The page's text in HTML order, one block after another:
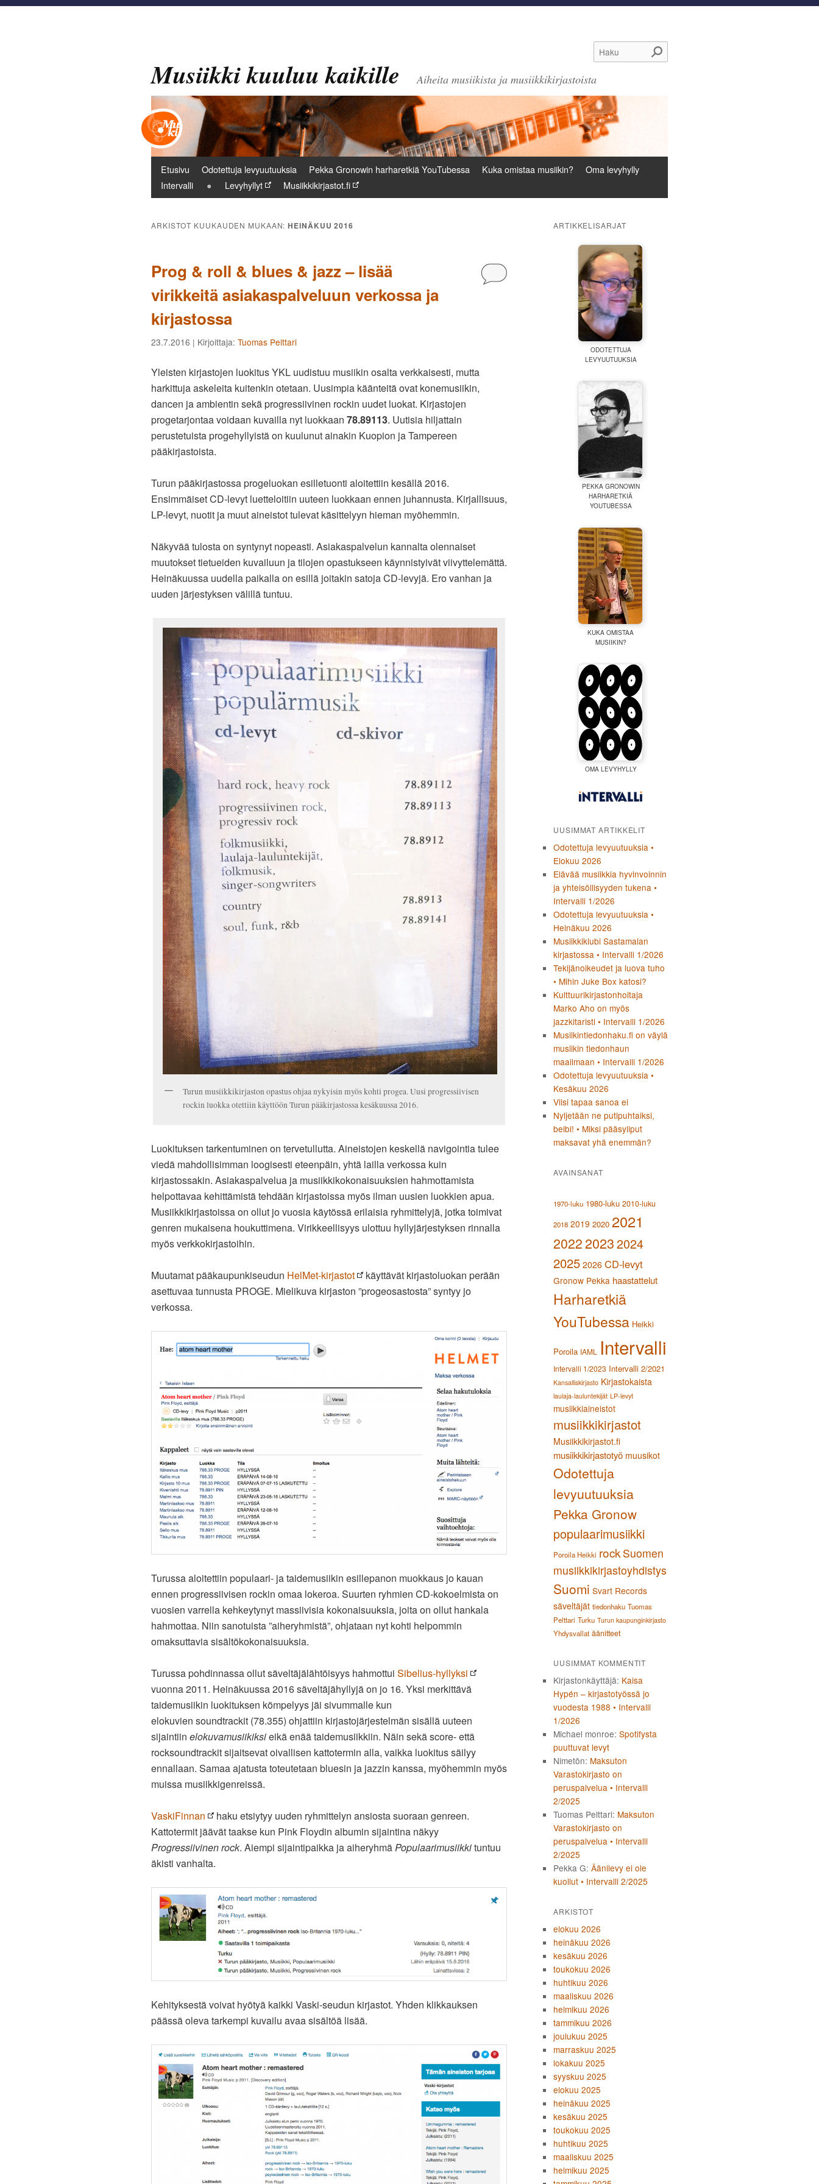
Haku
Musiikki kuuluu kaikille Aiheita musiikista ja musiikkikirjastoista
Päävalikko
Etusivu Odotettuja levyuutuuksia Pekka Gronowin harharetkiä YouTubessa Kuka omistaa musiikin?
Oma levyhylly
Intervalli
Levyhyllyt Musiikkikirjastot.fi
ARKISTOT KUUKAUDEN MUKAAN:HEINÄKUU 2016
Prog & roll & blues & jazz – lisää
virikkeitä asiakaspalveluun verkossa ja
kirjastossa
Kommentoi
23.7.2016 | Kirjoittaja: Tuomas Pelttari
Yleisten kirjastojen luokitus YKL uudistuu musiikin osalta verkkaisesti, mutta
harkittuja askeleita kuitenkin otetaan. Uusimpia käänteitä ovat konemusiikin,
dancen ja ambientin sekä progressiivinen rockin uudet luokat. Kirjastojen
progetarjontaa voidaan kuvailla nyt luokkaan 78.89113. Uutisia hiljattain
perustetuista progehyllyistä on kuulunut ainakin Kuopion ja Tampereen
pääkirjastoista.
Turun pääkirjastossa progeluokan esilletuonti aloitettiin kesällä 2016.
Ensimmäiset CD-levyt luetteloitiin uuteen luokkaan ennen juhannusta. Kirjallisuus,
LP-levyt, nuotit ja muut aineistot tulevat käsittelyyn hieman myöhemmin.
Näkyvää tulosta on syntynyt nopeasti. Asiakaspalvelun kannalta olennaiset
muutokset tietueiden kuvailuun ja tilojen opastukseen käynnistyivät viivyttelemättä.
Heinäkuussa uudella paikalla on esillä joitakin satoja CD-levyjä. Ero vanhan ja
uuden järjestyksen välillä tuntuu.
Turun musiikkikirjaston opastus ohjaa nykyisin myös kohti progea. Uusi progressiivisen
rockin luokka otettiin käyttöön Turun pääkirjastossa kesäkuussa 2016.
Luokituksen tarkentuminen on tervetullutta. Aineistojen keskellä navigointia tulee
viedä mahdollisimman loogisesti eteenpäin, yhtä lailla verkossa kuin
kirjastossakin. Asiakaspalvelua ja musiikkikokonaisuuksien hahmottamista
helpottavaa kehittämistä tehdään kirjastoissa myös ilman uusien luokkien apua.
Musiikkikirjastoissa on ollut jo vuosia käytössä erilaisia ryhmittelyjä, jotka toimivat
genren mukaisena houkuttimena. Virikkeellisyys ulottuu hyllyjärjestyksen rinnalla
myös verkkokirjastoihin.
Muutamat pääkaupunkiseudun HelMet-kirjastot
käyttävät kirjastoluokan perään
asettuvaa tunnusta PROGE. Mielikuva kirjaston ”progeosastosta” syntyy jo
verkossa.
Turussa aloitettiin populaari- ja taidemusiikin esillepanon muokkaus jo kauan
ennen progressiivisen rockin omaa lokeroa. Suurten ryhmien CD-kokoelmista on
vuosien varrella kehkeytynyt massiivisia kokonaisuuksia, joita on ollut hankala
hahmottaa. Niin sanotuista ”aiheryhmistä”, ohjataan nyt kohti helpommin
omaksuttavia sisältökokonaisuuksia.
Turussa pohdinnassa ollut säveltäjälähtöisyys hahmottui Sibelius-hyllyksi
vuonna 2011. Heinäkuussa 2016 säveltäjähyllyjä on jo 16. Yksi merkittävä
taidemusiikin luokituksen kömpelyys jäi sivummalle kun
elokuvien soundtrackit (78.355) ohjattiin kirjastojärjestelmän sisällä uuteen
sijaintiin elokuvamusiikiksieikä enää taidemusiikkiin. Näin sekä score- että
rocksoundtrackit sijaitsevat oivallisen kattotermin alla, vaikka luokitus säilyy
ennallaan. Samaa ajatusta toteutetaan bluesin ja jazzin kanssa, myöhemmin myös
muissa musiikkigenreissä.
VaskiFinnan
haku etsiytyy uuden ryhmittelyn ansiosta suoraan genreen.
Kattotermit jäävät taakse kun Pink Floydin albumin sijaintina näkyy
Progressiivinen rock. Aiempi sijaintipaikka ja aiheryhmäPopulaarimusiikkituntuu
äkisti vanhalta.
Kehityksestä voivat hyötyä kaikki Vaski-seudun kirjastot. Yhden klikkauksen
päässä oleva tarkempi kuvailu avaa sisältöä lisää.
ARTIKKELISARJAT
ODOTETTUJA
LEVYUUTUUKSIA
PEKKA GRONOWIN
HARHARETKIÄ
YOUTUBESSA
KUKA OMISTAA
MUSIIKIN?
OMA LEVYHYLLY
UUSIMMAT ARTIKKELIT
Odotettuja levyuutuuksia •
Elokuu 2026
Elävää musiikkia hyvinvoinnin
ja yhteisöllisyyden tukena •
Intervalli 1/2026
Odotettuja levyuutuuksia •
Heinäkuu 2026
Musiikkiklubi Sastamalan
kirjastossa • Intervalli 1/2026
Tekijänoikeudet ja luova tuho
• Mihin Juke Box katosi?
Kulttuurikirjastonhoitaja
Marko Aho on myös
jazzkitaristi • Intervalli 1/2026
Musiikintiedonhaku.fi on väylä
musiikin tiedonhaun
maailmaan • Intervalli 1/2026
Odotettuja levyuutuuksia •
Kesäkuu 2026
Viisi tapaa sanoa ei
Nyljetään ne putipuhtaiksi,
beibi! • Miksi pääsyliput
maksavat yhä enemmän?
AVAINSANAT
1970-luku 1980-luku 2010-luku
2018 2019 2020 2021
2022 20232024
2025 2026 CD-levyt
Gronow Pekka haastattelut
Harharetkiä
YouTubessa Heikki
Poroila IAML Intervalli
Intervalli 1/2023 Intervalli 2/2021
Kansalliskirjasto Kirjastokaista
laulaja-lauluntekijät LP-levyt
musiikkiaineistot
musiikkikirjastot
Musiikkikirjastot.fi
musiikkikirjastotyö muusikot
Odotettuja
levyuutuuksia
Pekka Gronow
populaarimusiikki
Poroila Heikki rock Suomen
musiikkikirjastoyhdistys
Suomi Svart Records
säveltäjät tiedonhaku Tuomas
Pelttari Turku Turun kaupunginkirjasto
Yhdysvallat äänitteet
UUSIMMAT KOMMENTIT
Kirjastonkäyttäjä: Kaisa
Hypén – kirjastotyössä jo
vuodesta 1988 • Intervalli
1/2026
Michael monroe: Spotifysta
puuttuvat levyt
Nimetön: Maksuton
Varastokirjasto on
peruspalvelua • Intervalli
2/2025
Tuomas Pelttari: Maksuton
Varastokirjasto on
peruspalvelua • Intervalli
2/2025
Pekka G: Äänilevy ei ole
kuollut • Intervalli 2/2025
ARKISTOT
elokuu 2026
heinäkuu 2026
kesäkuu 2026
toukokuu 2026
huhtikuu 2026
maaliskuu 2026
helmikuu 2026
tammikuu 2026
joulukuu 2025
marraskuu 2025
lokakuu 2025
syyskuu 2025
elokuu 2025
heinäkuu 2025
kesäkuu 2025
toukokuu 2025
huhtikuu 2025
maaliskuu 2025
helmikuu 2025